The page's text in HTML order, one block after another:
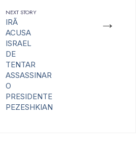
→
NEXT STORY
IRÃ
ACUSA
ISRAEL
DE
TENTAR
ASSASSINAR
O
PRESIDENTE
PEZESHKIAN